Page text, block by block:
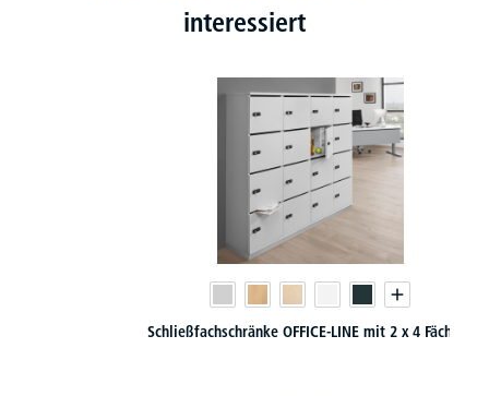
interessiert
Schließfachschränke OFFICE-LINE mit 2 x 4 Fächern